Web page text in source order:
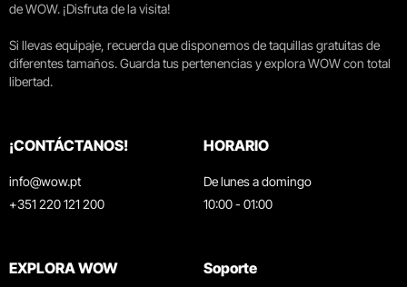
de WOW. ¡Disfruta de la visita!
Si llevas equipaje, recuerda que disponemos de taquillas gratuitas de
diferentes tamaños. Guarda tus pertenencias y explora WOW con total
libertad.
¡CONTÁCTANOS!
info@wow.pt
+351 220 121 200
HORARIO
De lunes a domingo
10:00 - 01:00
EXPLORA WOW Soporte